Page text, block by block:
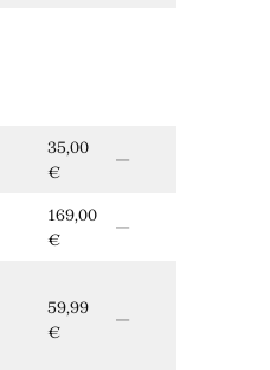
35,00
€
—
169,00
€
—
59,99
€
—